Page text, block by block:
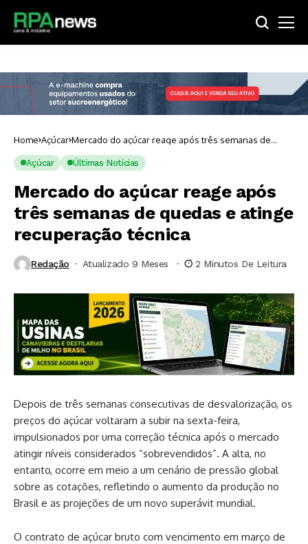
Home Açúcar Mercado do açúcar reage após três semanas de
quedas e atinge recuperação técnica
Açúcar Últimas Notícias
Mercado do açúcar reage após
três semanas de quedas e atinge
recuperação técnica
Redação Atualizado 9 Meses ⁮ 2 Minutos De Leitura
Depois de três semanas consecutivas de desvalorização, os
preços do açúcar voltaram a subir na sexta-feira,
impulsionados por uma correção técnica após o mercado
atingir níveis considerados “sobrevendidos”. A alta, no
entanto, ocorre em meio a um cenário de pressão global
sobre as cotações, refletindo o aumento da produção no
Brasil e as projeções de um novo superávit mundial.
O contrato de açúcar bruto com vencimento em março de